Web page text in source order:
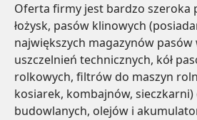
Oferta firmy jest bardzo szeroka
łożysk, pasów klinowych
największych magazynów pasów
uszczelnień technicznych, kół
rolkowych, filtrów do maszyn
kosiarek, kombajnów, sieczkarni)
budowlanych, olejów i